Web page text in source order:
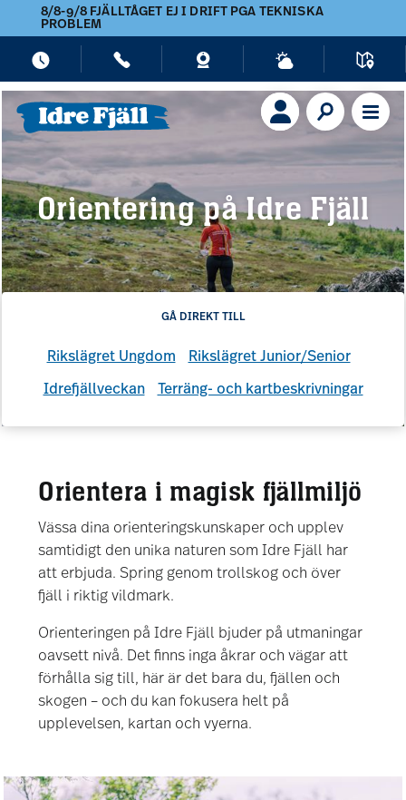
8/8-9/8 FJÄLLTÅGET EJ I DRIFT PGA TEKNISKA
PROBLEM
Orientering på Idre Fjäll
GÅ DIREKT TILL
Rikslägret Ungdom Rikslägret Junior/Senior
Idrefjällveckan Terräng- och kartbeskrivningar
Orientera i magisk fjällmiljö
Vässa dina orienteringskunskaper och upplev
samtidigt den unika naturen som Idre Fjäll har
att erbjuda. Spring genom trollskog och över
fjäll i riktig vildmark.
Orienteringen på Idre Fjäll bjuder på utmaningar
oavsett nivå. Det finns inga åkrar och vägar att
förhålla sig till, här är det bara du, fjällen och
skogen – och du kan fokusera helt på
upplevelsen, kartan och vyerna.